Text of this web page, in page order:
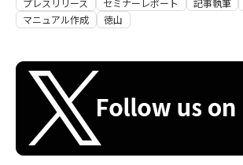
マニュアル作成
徳山